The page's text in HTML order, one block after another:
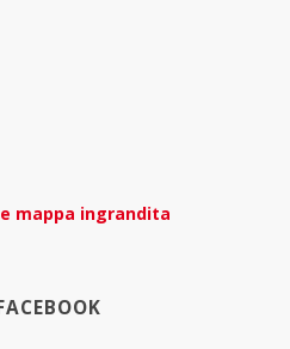
mappa ingrandita